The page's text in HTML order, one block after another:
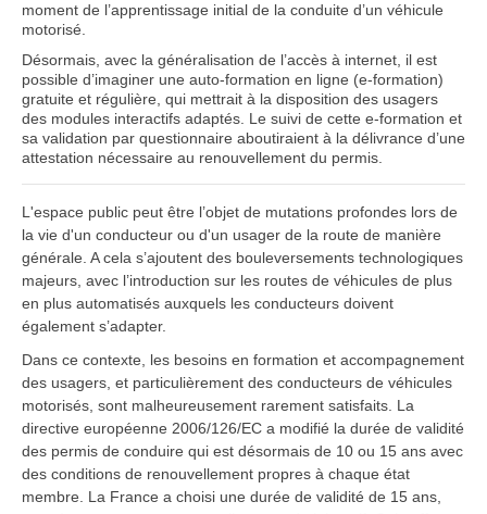
moment de l’apprentissage initial de la conduite d’un véhicule
motorisé.
Désormais, avec la généralisation de l’accès à internet, il est
possible d’imaginer une auto-formation en ligne (e-formation)
gratuite et régulière, qui mettrait à la disposition des usagers
des modules interactifs adaptés. Le suivi de cette e-formation et
sa validation par questionnaire aboutiraient à la délivrance d’une
attestation nécessaire au renouvellement du permis.
L'espace public peut être l’objet de mutations profondes lors de
la vie d'un conducteur ou d'un usager de la route de manière
générale. A cela s’ajoutent des bouleversements technologiques
majeurs, avec l’introduction sur les routes de véhicules de plus
en plus automatisés auxquels les conducteurs doivent
également s’adapter.
Dans ce contexte, les besoins en formation et accompagnement
des usagers, et particulièrement des conducteurs de véhicules
motorisés, sont malheureusement rarement satisfaits. La
directive européenne 2006/126/EC a modifié la durée de validité
des permis de conduire qui est désormais de 10 ou 15 ans avec
des conditions de renouvellement propres à chaque état
membre. La France a choisi une durée de validité de 15 ans,